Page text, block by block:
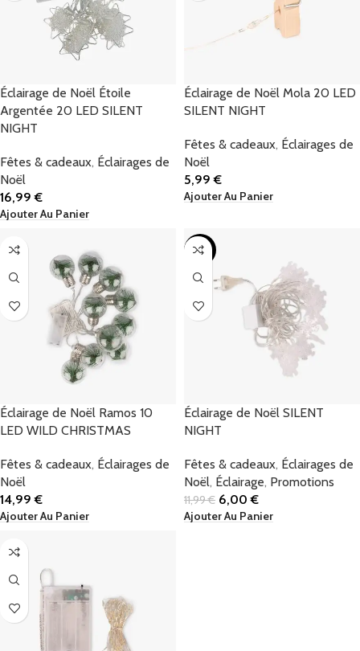
Éclairage de Noël Étoile
Argentée 20 LED SILENT
NIGHT
Fêtes & cadeaux, Éclairages de
Noël
16,99€
Ajouter Au Panier
Éclairage de Noël Mola 20 LED
SILENT NIGHT
Fêtes & cadeaux, Éclairages de
Noël
5,99€
Ajouter Au Panier
Éclairage de Noël Ramos 10
LED WILD CHRISTMAS
Fêtes & cadeaux, Éclairages de
Noël
14,99€
Ajouter Au Panier
-50%
Éclairage de Noël SILENT
NIGHT
Fêtes & cadeaux, Éclairages de
Noël, Éclairage, Promotions
11,99€ 6,00€
Ajouter Au Panier